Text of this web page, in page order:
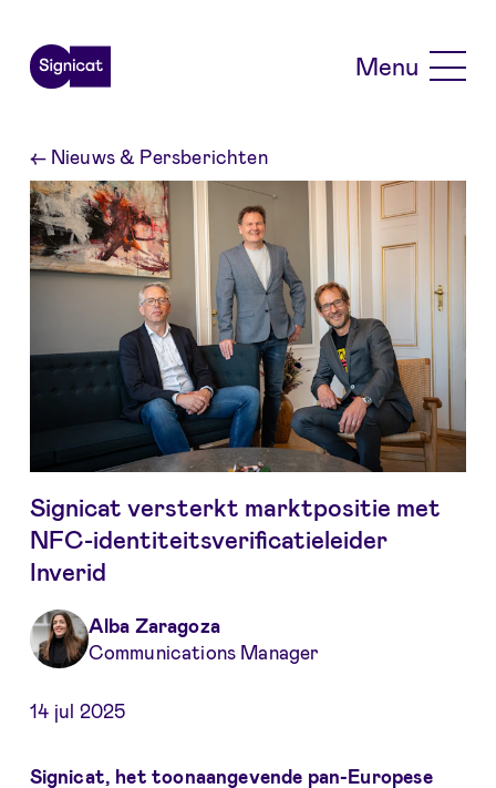
Menu
←Nieuws & Persberichten
Alba Zaragoza
Communications Manager
14 jul 2025
Signicat versterkt marktpositie met
NFC-identiteitsverificatieleider
Inverid
Signicat, het toonaangevende pan-Europese